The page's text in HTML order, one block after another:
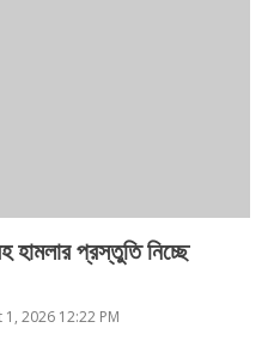
হামলার প্রস্তুতি নিচ্ছে
1, 2026 12:22 PM